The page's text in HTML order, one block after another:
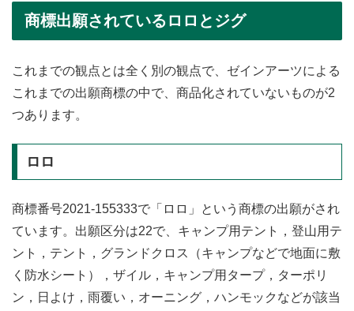
商標出願されているロロとジグ
これまでの観点とは全く別の観点で、ゼインアーツによる
これまでの出願商標の中で、商品化されていないものが2
つあります。
ロロ
商標番号2021-155333で「ロロ」という商標の出願がされ
ています。出願区分は22で、キャンプ用テント，登山用テ
ント，テント，グランドクロス（キャンプなどで地面に敷
く防水シート），ザイル，キャンプ用タープ，ターポリ
ン，日よけ，雨覆い，オーニング，ハンモックなどが該当